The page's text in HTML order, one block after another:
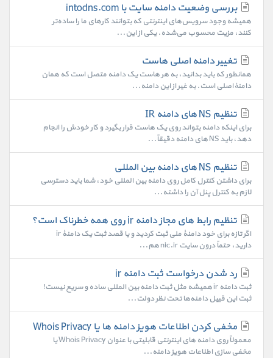
بررسی وضعیت دامنه سایت با intodns.com
همیشه وجود سرویس‌های اینترنتی که بتوانند کارهای ما را ساده‌تر
کنند، مزیت محسوب می‌شده. یکی از این...
تغییر دامنه اصلی هاست
همانطور که باید بدانید، به هر هاست یک دامنه متصل است که همان
دامنهٔ اصلی است. به غیر از این دامنه...
تنظیم NS های دامنه IR
برای اینکه دامنه بتواند روی یک هاست قرار بگیرد و کار خودش را انجام
دهد، باید NS های دامنه دقیقاً...
تنظیم NS های دامنه بین المللی
برای داشتن کنترل کامل روی دامنه بین المللی خود، شما باید دسترسی
لازم به کنترل پنل آن را داشته...
تنظیم رابط های مجاز دامنه ir روی همه خطرناک است؟
اگر تازه برای خود دامنۀ ملی ثبت کردید و یا قصد ثبت یک دامنۀ ir
دارید، حتماً درون سایت nic.ir هم...
رد شدن درخواست ثبت دامنه ir
ثبت دامنه ir همیشه مثل ثبت دامنه بین المللی ساده و سریع نیست!
ثبت این قبیل دامنه‌ها تحت نظر دولت...
مخفی کردن اطلاعات هویز دامنه ها یا Whois Privacy
معمولاً روی دامنه های اینترنتی قابلیتی با عنوان Whois Privacy یا
مخفی سازی اطلاعات هویز دامنه...